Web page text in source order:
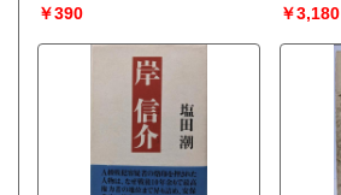
￥390
￥3,180